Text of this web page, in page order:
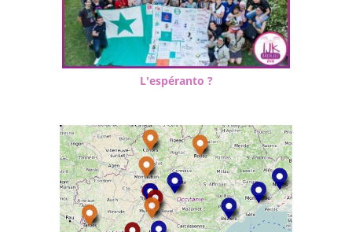
L'espéranto ?